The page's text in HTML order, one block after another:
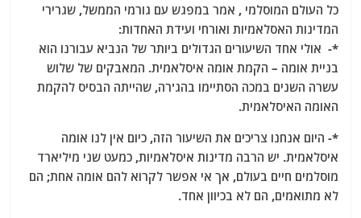
כל העולם המוסלמי , אמר במפגש עם גורמי הממשל, שגרירי
המדינות האסלאמיות ואורחי ועידת האחדות:
*- אולי אחד השיעורים הגדולים ביותר של הנביא עבורנו הוא
בניית אומה – הקמת אומה איסלאמית. המאבקים של שלוש
עשרה השנים במכה הסתיימו בהג'רה, שהייתה הבסיס להקמת
האומה האיסלאמית.
*- היום אנחנו צריכים את השיעור הזה, כיום אין לנו אומה
איסלאמית. יש הרבה מדינות איסלאמיות, כמעט שני מיליארד
מוסלמים חיים בעולם, אך אי אפשר לקרוא להם אומה אחת; הם
לא מתואמים, הם לא בכיוון אחד.